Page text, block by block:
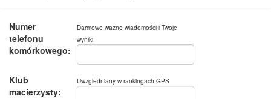
Numer
telefonu
komórkowego:
Darmowe ważne wiadomości i Twoje
wyniki
Klub
macierzysty:
Uwzgledniany w rankingach GPS